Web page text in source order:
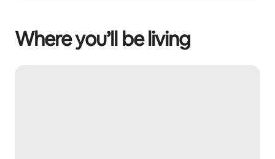
Where you’ll be living